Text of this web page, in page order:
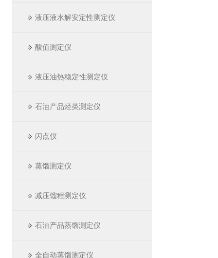
液压液水解安定性测定仪
酸值测定仪
液压油热稳定性测定仪
石油产品烃类测定仪
闪点仪
蒸馏测定仪
减压馏程测定仪
石油产品蒸馏测定仪
全自动蒸馏测定仪